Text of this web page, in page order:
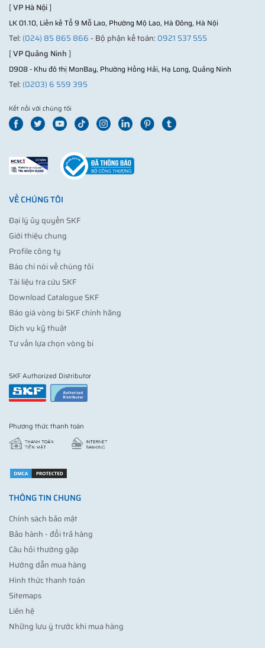
[VP Hà Nội]
LK 01.10, Liền kề Tổ 9 Mỗ Lao, Phường Mộ Lao, Hà Đông, Hà Nội
Tel: (024) 85 865 866- Bộ phận kế toán: 0921 537 555
[VP Quảng Ninh]
D908 - Khu đô thị MonBay, Phường Hồng Hải, Hạ Long, Quảng Ninh
Tel: (0203) 6 559 395
Kết nối với chúng tôi
VỀ CHÚNG TÔI
Đại lý ủy quyền SKF
Giới thiệu chung
Profile công ty
Báo chí nói về chúng tôi
Tài liệu tra cứu SKF
Download Catalogue SKF
Báo giá vòng bi SKF chính hãng
Dịch vụ kỹ thuật
Tư vấn lựa chọn vòng bi
SKF Authorized Distributor
Phương thức thanh toán
THÔNG TIN CHUNG
Chính sách bảo mật
Bảo hành - đổi trả hàng
Câu hỏi thường gặp
Hướng dẫn mua hàng
Hình thức thanh toán
Sitemaps
Liên hệ
Những lưu ý trước khi mua hàng